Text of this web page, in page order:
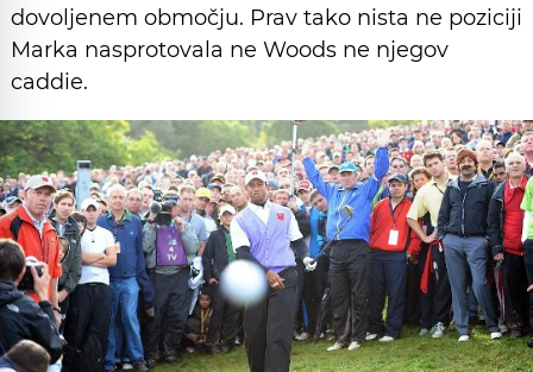
dovoljenem območju. Prav tako nista ne poziciji
Marka nasprotovala ne Woods ne njegov
caddie.